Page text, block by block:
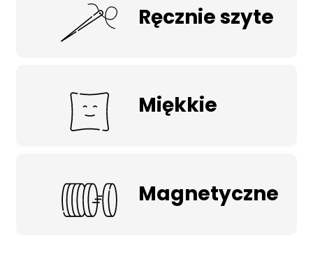
Ręcznie szyte
Miękkie
Magnetyczne